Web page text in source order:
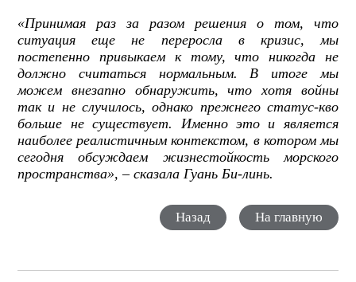
«Принимая раз за разом решения о том, что
ситуация еще не переросла в кризис, мы
постепенно привыкаем к тому, что никогда не
должно считаться нормальным. В итоге мы
можем внезапно обнаружить, что хотя войны
так и не случилось, однако прежнего статус-кво
больше не существует. Именно это и является
наиболее реалистичным контекстом, в котором мы
сегодня обсуждаем жизнестойкость морского
пространства», – сказала Гуань Би-линь.
Назад На главную